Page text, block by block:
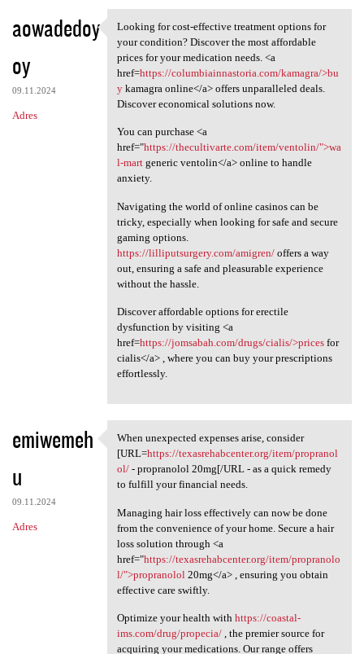
aowadedoy
oy
09.11.2024
Adres
Looking for cost-effective
Looking for cost-effective treatment options for
your condition? Discover the most affordable
prices for your medication needs. <a
href=https://columbiainnastoria.com/kamagra/>bu
ykamagra online</a> offers unparalleled deals.
Discover economical solutions now.
You can purchase <a
href="https://thecultivarte.com/item/ventolin/">wa
l-martgeneric ventolin</a> online to handle
anxiety.
Navigating the world of online casinos can be
tricky, especially when looking for safe and secure
gaming options.
https://lilliputsurgery.com/amigren/offers a way
out, ensuring a safe and pleasurable experience
without the hassle.
Discover affordable options for erectile
dysfunction by visiting <a
href=https://jomsabah.com/drugs/cialis/>pricesfor
cialis</a> , where you can buy your prescriptions
effortlessly.
emiwemeh
u
09.11.2024
Adres
When unexpected expenses
When unexpected expenses arise, consider
[URL=https://texasrehabcenter.org/item/propranol
ol/- propranolol 20mg[/URL - as a quick remedy
to fulfill your financial needs.
Managing hair loss effectively can now be done
from the convenience of your home. Secure a hair
loss solution through <a
href="https://texasrehabcenter.org/item/propranolo
l/">propranolol 20mg</a> , ensuring you obtain
effective care swiftly.
Optimize your health with https://coastal-
ims.com/drug/propecia/, the premier source for
acquiring your medications. Our range offers